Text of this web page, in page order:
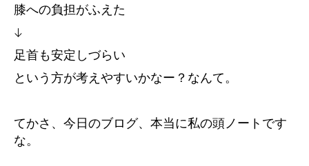
膝への負担がふえた
↓
足首も安定しづらい
という方が考えやすいかなー？なんて。
てかさ、今日のブログ、本当に私の頭ノートです
な。